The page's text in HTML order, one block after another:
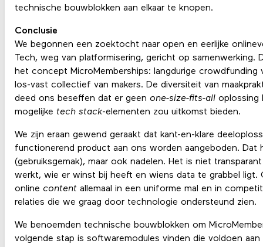
technische bouwblokken aan elkaar te knopen.
Conclusie
We begonnen een zoektocht naar open en eerlijke
Tech, weg van platformisering, gericht op samenwerking.
het concept MicroMemberships: langdurige crowdfunding
los-vast collectief van makers. De diversiteit van
deed ons beseffen dat er geen one-size-fits-all oplossing
mogelijke tech stack-elementen zou uitkomst bieden.
We zijn eraan gewend geraakt dat kant-en-klare
functionerend product aan ons worden aangeboden. Dat
(gebruiksgemak), maar ook nadelen. Het is niet
werkt, wie er winst bij heeft en wiens data te grabbel ligt.
online content allemaal in een uniforme mal en in
relaties die we graag door technologie ondersteund zien.
We benoemden technische bouwblokken om
volgende stap is softwaremodules vinden die voldoen